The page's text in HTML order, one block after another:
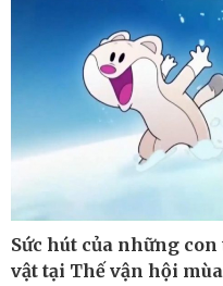
Nhận diện sự thật
Thế giới
Quan sát
Cuộc sống đó đây
Sức hút của những
vật tại Thế vận hội